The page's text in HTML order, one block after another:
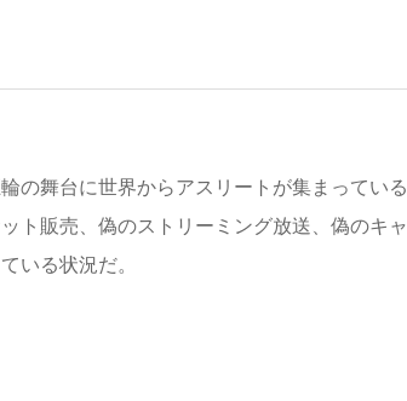
の舞台に世界からアスリートが集まっている
ト販売、偽のストリーミング放送、偽のキャ
いる状況だ。